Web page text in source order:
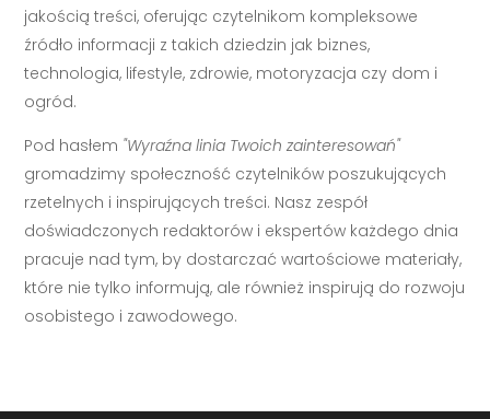
jakością treści, oferując czytelnikom kompleksowe
źródło informacji z takich dziedzin jak biznes,
technologia, lifestyle, zdrowie, motoryzacja czy dom i
ogród.
Pod hasłem "Wyraźna linia Twoich zainteresowań"
gromadzimy społeczność czytelników poszukujących
rzetelnych i inspirujących treści. Nasz zespół
doświadczonych redaktorów i ekspertów każdego dnia
pracuje nad tym, by dostarczać wartościowe materiały,
które nie tylko informują, ale również inspirują do rozwoju
osobistego i zawodowego.